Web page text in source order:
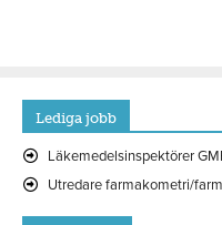
Lediga jobb
Läkemedelsinspektörer
Utredare farmakometri/